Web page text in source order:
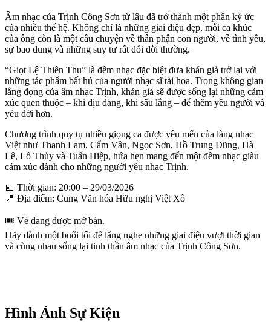
Âm nhạc của Trịnh Công Sơn từ lâu đã trở thành một phần ký ức
của nhiều thế hệ. Không chỉ là những giai điệu đẹp, mỗi ca khúc
của ông còn là một câu chuyện về thân phận con người, về tình yêu,
sự bao dung và những suy tư rất đỗi đời thường.
“Giọt Lệ Thiên Thu” là đêm nhạc đặc biệt đưa khán giả trở lại với
những tác phẩm bất hủ của người nhạc sĩ tài hoa. Trong không gian
lắng đọng của âm nhạc Trịnh, khán giả sẽ được sống lại những cảm
xúc quen thuộc – khi dịu dàng, khi sâu lắng – để thêm yêu người và
yêu đời hơn.
Chương trình quy tụ nhiều giọng ca được yêu mến của làng nhạc
Việt như Thanh Lam, Cẩm Vân, Ngọc Sơn, Hồ Trung Dũng, Hà
Lê, Lô Thủy và Tuấn Hiệp, hứa hẹn mang đến một đêm nhạc giàu
cảm xúc dành cho những người yêu nhạc Trịnh.
📅 Thời gian: 20:00 – 29/03/2026
📍 Địa điểm: Cung Văn hóa Hữu nghị Việt Xô
🎟 Vé đang được mở bán.
Hãy dành một buổi tối để lắng nghe những giai điệu vượt thời gian
và cùng nhau sống lại tinh thần âm nhạc của Trịnh Công Sơn.
Hình Ảnh Sự Kiện